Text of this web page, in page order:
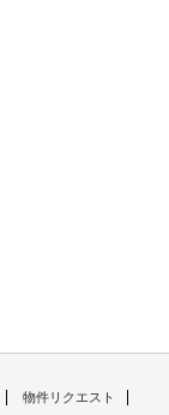
物件リクエスト